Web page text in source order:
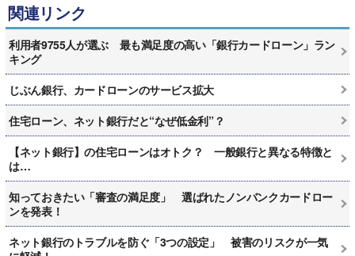
関連リンク
利用者9755人が選ぶ 最も満足度の高い「銀行カードローン」ラン
キング
じぶん銀行、カードローンのサービス拡大
住宅ローン、ネット銀行だと“なぜ低金利”？
【ネット銀行】の住宅ローンはオトク？ 一般銀行と異なる特徴と
は…
知っておきたい「審査の満足度」 選ばれたノンバンクカードロー
ンを発表！
ネット銀行のトラブルを防ぐ「3つの設定」 被害のリスクが一気